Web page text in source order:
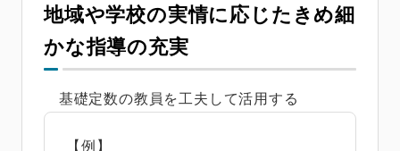
地域や学校の実情に応じたきめ細
かな指導の充実
基礎定数の教員を工夫して活用する
【例】